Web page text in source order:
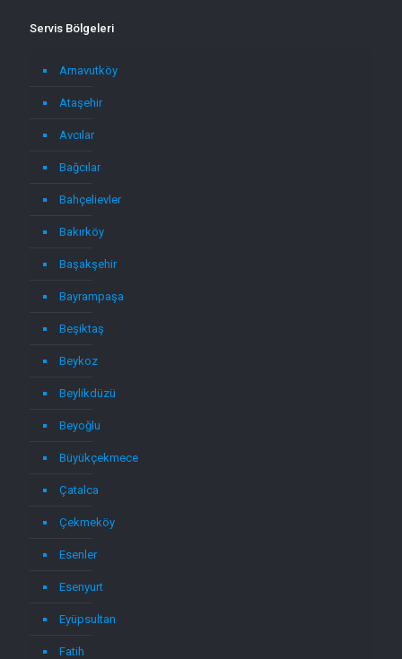
Servis Bölgeleri
Arnavutköy
Ataşehir
Avcılar
Bağcılar
Bahçelievler
Bakırköy
Başakşehir
Bayrampaşa
Beşiktaş
Beykoz
Beylikdüzü
Beyoğlu
Büyükçekmece
Çatalca
Çekmeköy
Esenler
Esenyurt
Eyüpsultan
Fatih